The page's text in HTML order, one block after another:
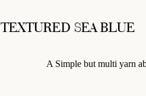
TEXTURED SEA BLUE
A Simple but multi yarn